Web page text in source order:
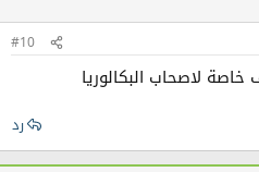
#10
لاصحاب البكالوريا
رد